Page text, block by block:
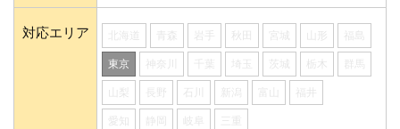
対応エリア 青森 岩手
東京 千葉 埼玉 茨城
山梨 石川
愛知 岐阜